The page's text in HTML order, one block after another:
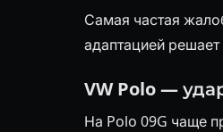
Самая частая
адаптацией
VW Polo —
На Polo 09G чаще